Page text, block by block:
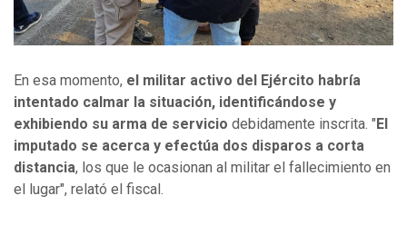
En esa momento, el militar activo del Ejército habría
intentado calmar la situación, identificándose y
exhibiendo su arma de servicio debidamente inscrita. " El
imputado se acerca y efectúa dos disparos a corta
distancia, los que le ocasionan al militar el fallecimiento en
el lugar", relató el fiscal.